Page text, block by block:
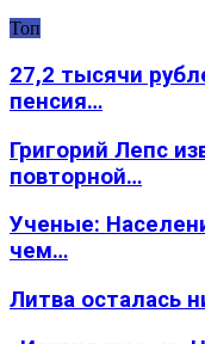
Топ
27,2 тысячи
пенсия…
Григорий Лепс
повторной…
Ученые:
чем…
Литва осталась